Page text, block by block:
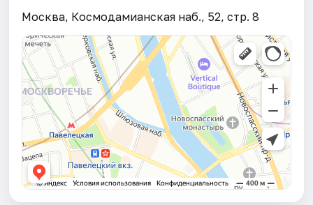
Москва, Космодамианская наб., 52, стр. 8